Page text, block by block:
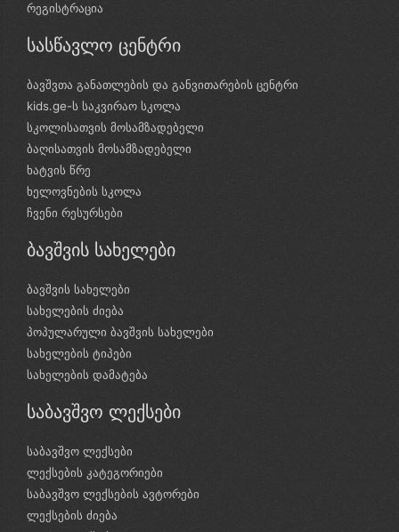
რეგისტრაცია
სასწავლო ცენტრი
ბავშვთა განათლების და განვითარების ცენტრი
kids.ge-ს საკვირაო სკოლა
სკოლისათვის მოსამზადებელი
ბაღისათვის მოსამზადებელი
ხატვის წრე
ხელოვნების სკოლა
ჩვენი რესურსები
ბავშვის სახელები
ბავშვის სახელები
სახელების ძიება
პოპულარული ბავშვის სახელები
სახელების ტიპები
სახელების დამატება
საბავშვო ლექსები
საბავშვო ლექსები
ლექსების კატეგორიები
საბავშვო ლექსების ავტორები
ლექსების ძიება